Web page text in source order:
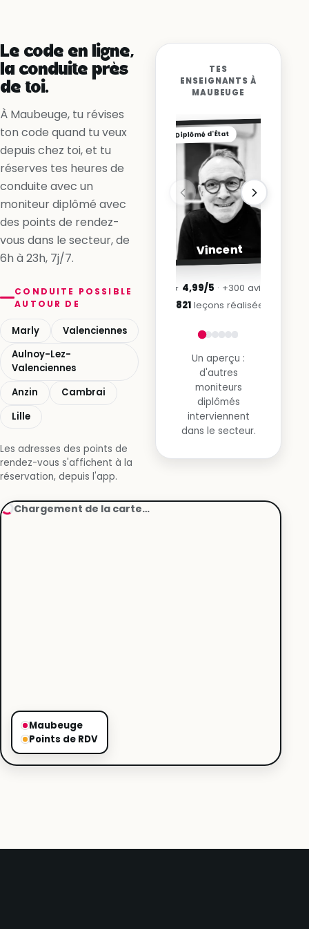
Oui, en accélérant
Le code en ligne,
la conduite près
de toi.
À Maubeuge, tu révises
ton code quand tu veux
depuis chez toi, et tu
réserves tes heures de
conduite avec un
moniteur diplômé avec
des points de rendez-
vous dans le secteur, de
6h à 23h, 7j/7.
CONDUITE POSSIBLE
AUTOUR DE
Marly
Valenciennes
Aulnoy-Lez-
Valenciennes
Anzin
Cambrai
Lille
Les adresses des points de
rendez-vous s'affichent à la
réservation, depuis l'app.
TES
ENSEIGNANTS À
MAUBEUGE
Diplômé d'État
Vincent
★ 4,99/5 · +300 avis
3 821leçons réalisées
Un aperçu :
d'autres
moniteurs
diplômés
interviennent
dans le secteur.
Maubeuge
Points de RDV
Chargement de la carte…